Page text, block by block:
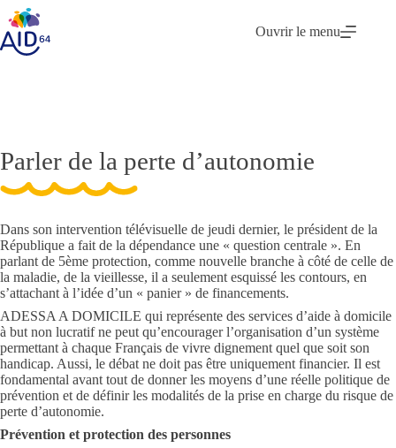
Passer
au
contenu
Ouvrir le menu
Parler de la perte d’autonomie
Dans son intervention télévisuelle de jeudi dernier, le président de la
République a fait de la dépendance une « question centrale ». En
parlant de 5ème protection, comme nouvelle branche à côté de celle de
la maladie, de la vieillesse, il a seulement esquissé les contours, en
s’attachant à l’idée d’un « panier » de financements.
ADESSA A DOMICILE qui représente des services d’aide à domicile
à but non lucratif ne peut qu’encourager l’organisation d’un système
permettant à chaque Français de vivre dignement quel que soit son
handicap. Aussi, le débat ne doit pas être uniquement financier. Il est
fondamental avant tout de donner les moyens d’une réelle politique de
prévention et de définir les modalités de la prise en charge du risque de
perte d’autonomie.
Prévention et protection des personnes